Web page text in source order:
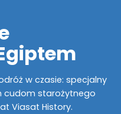
w czasie: specjalny
cudom starożytnego
Viasat History.